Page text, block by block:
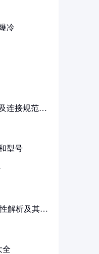
冷
连接规范详
型号
解析及其在
全